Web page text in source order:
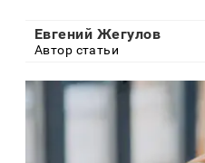
Евгений Жегулов
Автор статьи